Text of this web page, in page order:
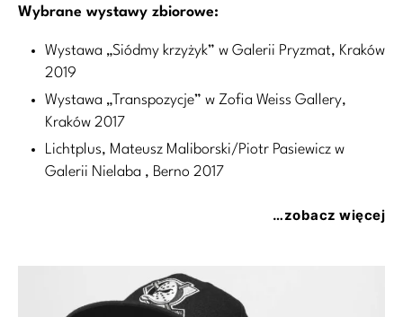
Wybrane wystawy zbiorowe:
Wystawa „Siódmy krzyżyk” w Galerii Pryzmat, Kraków
2019
Wystawa „Transpozycje” w Zofia Weiss Gallery,
Kraków 2017
Lichtplus, Mateusz Maliborski/Piotr Pasiewicz w
Galerii Nielaba , Berno 2017
…zobacz więcej